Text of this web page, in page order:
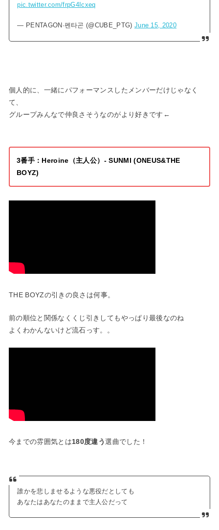
pic.twitter.com/frpG4Icxeq
— PENTAGON·펜타곤 (@CUBE_PTG) June 15, 2020
個人的に、一緒にパフォーマンスしたメンバーだけじゃなく
て、
グループみんなで仲良さそうなのがより好きです←
3番手：Heroine（主人公）- SUNMI (ONEUS&THE
BOYZ)
THE BOYZの引きの良さは何事。
前の順位と関係なくくじ引きしてもやっぱり最後なのね
よくわかんないけど流石っす。。
今までの雰囲気とは180度違う選曲でした！
誰かを悲しませるような悪役だとしても
あなたはあなたのままで主人公だって